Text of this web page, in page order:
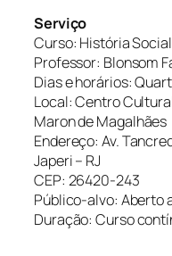
Serviço
Curso: História
Professor: Blonsom
Dias e horários:
Local: Centro
Maron de Magalhães
Endereço: Av.
Japeri – RJ
CEP: 26420-243
Público-alvo: Aberto
Duração: Curso